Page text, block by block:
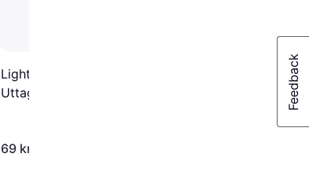
LightsOn Grenkoppling 3
Uttag Lampdel
69 kr